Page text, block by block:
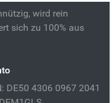
wird rein
sich zu 100% aus
DE50 4306 0967 2041